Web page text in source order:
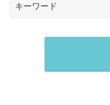
キーワード